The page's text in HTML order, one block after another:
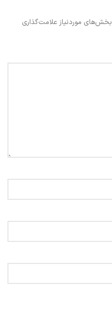
بخش‌های موردنیاز علامت‌گذاری